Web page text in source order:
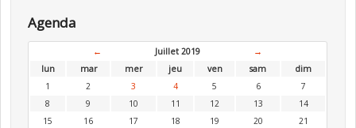
Agenda
← Juillet 2019
→
lun
mar mer jeu ven sam
dim
1
2 3 4 5 6
7
8
9 10 11 12 13
14
15
16 17 18 19 20
21